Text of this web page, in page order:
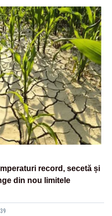
record, secetă și
din nou limitele